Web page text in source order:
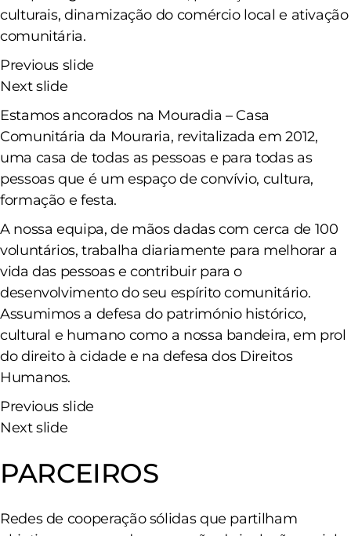
culturais, dinamização do comércio local e ativação
comunitária.
Previous slide
Next slide
Estamos ancorados na Mouradia – Casa
Comunitária da Mouraria, revitalizada em 2012,
uma casa de todas as pessoas e para todas as
pessoas que é um espaço de convívio, cultura,
formação e festa.
A nossa equipa, de mãos dadas com cerca de 100
voluntários, trabalha diariamente para melhorar a
vida das pessoas e contribuir para o
desenvolvimento do seu espírito comunitário.
Assumimos a defesa do património histórico,
cultural e humano como a nossa bandeira, em prol
do direito à cidade e na defesa dos Direitos
Humanos.
Previous slide
Next slide
PARCEIROS
Redes de cooperação sólidas que partilham